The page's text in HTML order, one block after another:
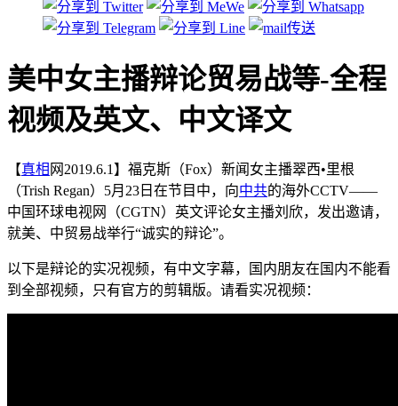
美中女主播辩论贸易战等-全程
视频及英文、中文译文
【真相 网2019.6.1】福克斯（Fox）新闻女主播翠西•里根
（Trish Regan）5月23日在节目中，向中共的海外CCTV——
中国环球电视网（CGTN）英文评论女主播刘欣，发出邀请，
就美、中贸易战举行“诚实的辩论”。
以下是辩论的实况视频，有中文字幕，国内朋友在国内不能看
到全部视频，只有官方的剪辑版。请看实况视频：